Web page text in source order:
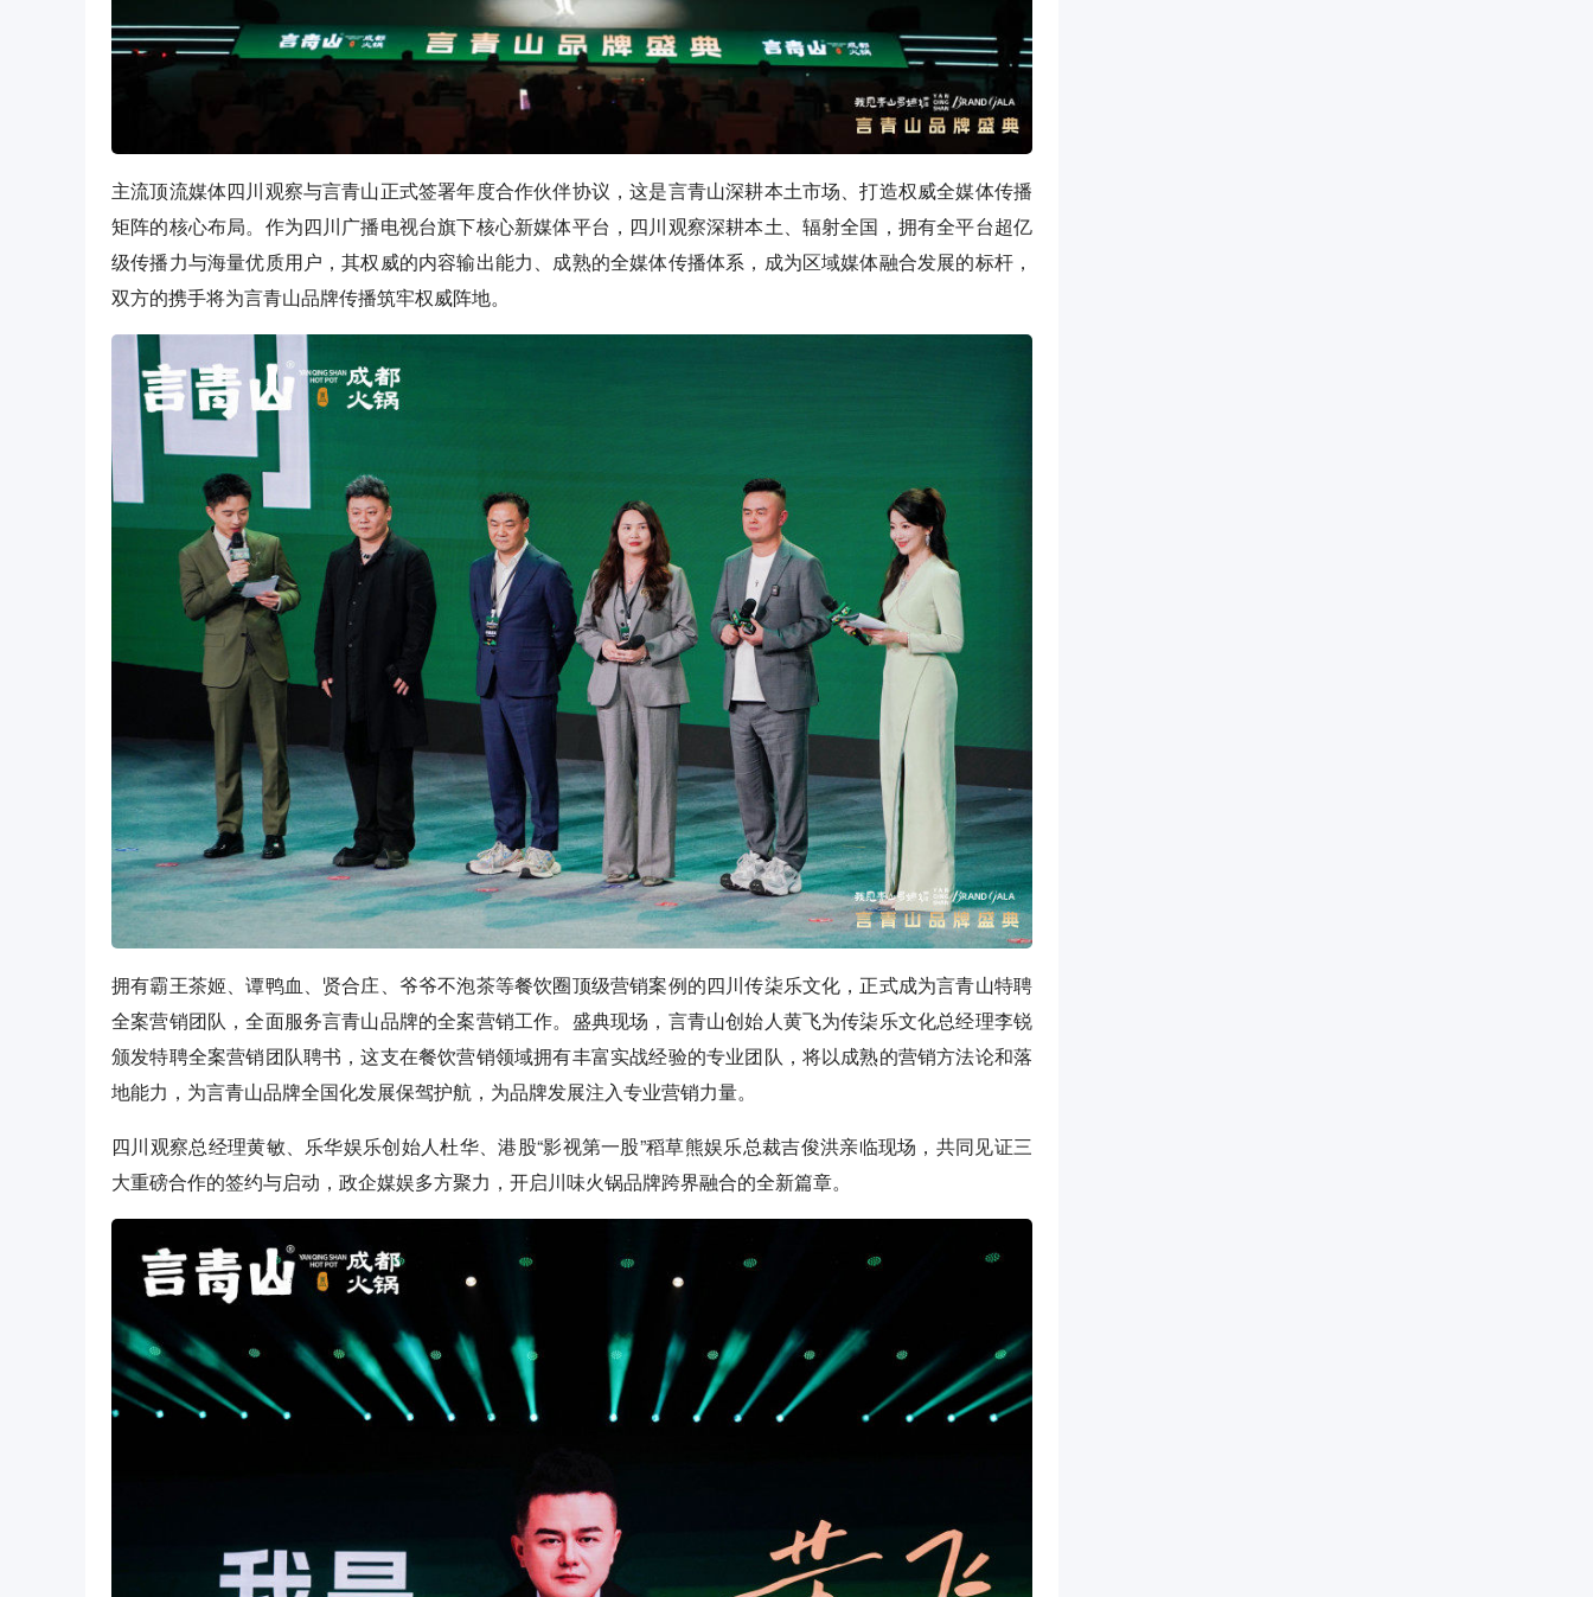
主流顶流媒体四川观察与言青山正式签署年度合作伙伴协议，这是言青山深耕本土市场、打造权威全媒体传播
矩阵的核心布局。作为四川广播电视台旗下核心新媒体平台，四川观察深耕本土、辐射全国，拥有全平台超亿
级传播力与海量优质用户，其权威的内容输出能力、成熟的全媒体传播体系，成为区域媒体融合发展的标杆，
双方的携手将为言青山品牌传播筑牢权威阵地。
拥有霸王茶姬、谭鸭血、贤合庄、爷爷不泡茶等餐饮圈顶级营销案例的四川传柒乐文化，正式成为言青山特聘
全案营销团队，全面服务言青山品牌的全案营销工作。盛典现场，言青山创始人黄飞为传柒乐文化总经理李锐
颁发特聘全案营销团队聘书，这支在餐饮营销领域拥有丰富实战经验的专业团队，将以成熟的营销方法论和落
地能力，为言青山品牌全国化发展保驾护航，为品牌发展注入专业营销力量。
四川观察总经理黄敏、乐华娱乐创始人杜华、港股“影视第一股”稻草熊娱乐总裁吉俊洪亲临现场，共同见证三
大重磅合作的签约与启动，政企媒娱多方聚力，开启川味火锅品牌跨界融合的全新篇章。